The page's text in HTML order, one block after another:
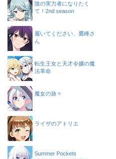
陰の実力者になりたく
て！2nd season
履いてください、鷹峰さ
ん
転生王女と天才令嬢の魔
法革命
魔女の旅々
ライザのアトリエ
Summer Pockets